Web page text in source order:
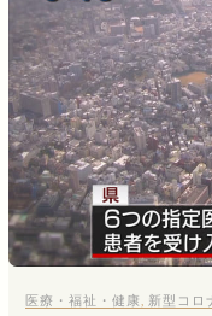
医療・福祉・健康 新型コロ